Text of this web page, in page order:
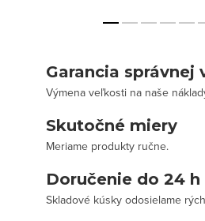
Garancia správnej
Výmena veľkosti na naše
Skutočné miery
Meriame produkty ručne.
Doručenie do 24 h
Skladové kúsky odosielame